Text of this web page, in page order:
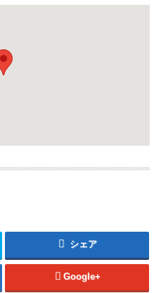
シェア
Google+